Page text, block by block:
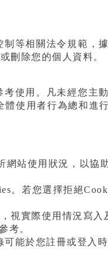
等相關法令規範，
刪除您的個人資料。
使用。凡未經您主
使用者行為總和進
站使用狀況，以協
。若您選擇拒絕
視實際使用情況寫入
考。
能於您註冊或登入